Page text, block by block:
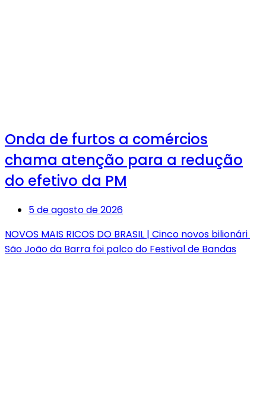
Onda de furtos a comércios
chama atenção para a redução
do efetivo da PM
5 de agosto de 2026
NOVOS MAIS RICOS DO BRASIL | Cinco novos bilionári
São João da Barra foi palco do Festival de Bandas